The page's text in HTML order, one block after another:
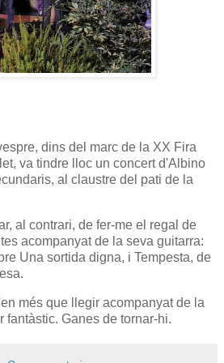
dins del marc de la XX Fira
va tindre lloc un concert d'Albino
al claustre del pati de la
al contrari, de fer-me el regal de
acompanyat de la seva guitarra:
Una sortida digna, i Tempesta, de
més que llegir acompanyat de la
fantàstic. Ganes de tornar-hi.